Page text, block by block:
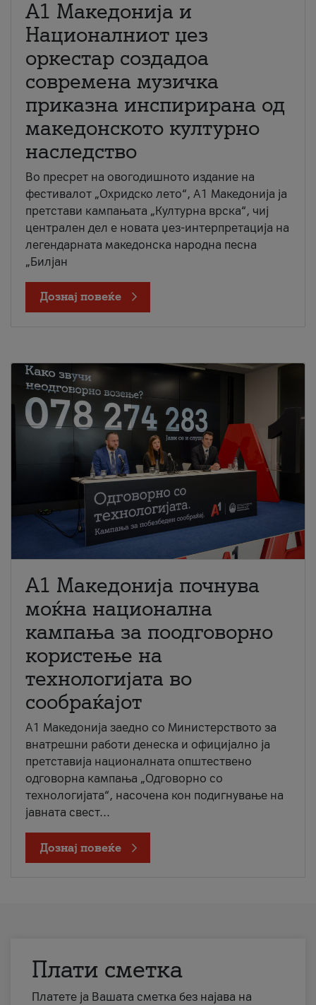
А1 Македонија и
Националниот џез
оркестар создадоа
современа музичка
приказна инспирирана од
македонското културно
наследство
Во пресрет на овогодишното издание на
фестивалот „Охридско лето“, А1 Македонија ја
претстави кампањата „Културна врска“, чиј
централен дел е новата џез-интерпретација на
легендарната македонска народна песна
„Билјан
Дознај повеќе
A1 Македонија почнува
моќна национална
кампања за поодговорно
користење на
технологијата во
сообраќајот
A1 Македонија заедно со Министерството за
внатрешни работи денеска и официјално ја
претставија националната општествено
одговорна кампања „Одговорно со
технологијата“, насочена кон подигнување на
јавната свест...
Дознај повеќе
Плати сметка
Платете ја Вашата сметка без најава на